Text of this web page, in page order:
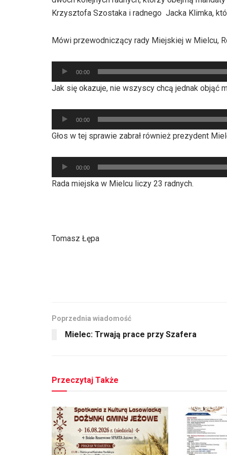
Krzysztofa Szostaka i radnego Jacka Klimka,
Mówi przewodniczący rady Miejskiej w Mielcu,
Odtwarzacz
plików
dźwiękowych
00:00
Jak się okazuje, nie wszyscy chcą jednak objąć
Odtwarzacz
plików
dźwiękowych
00:00
Głos w tej sprawie zabrał również prezydent
Odtwarzacz
plików
dźwiękowych
00:00
Rada miejska w Mielcu liczy 23 radnych.
Tomasz Łępa
Poprzednia wiadomość
Mielec: Trwają prace przy Szafera
Przeczytaj Także